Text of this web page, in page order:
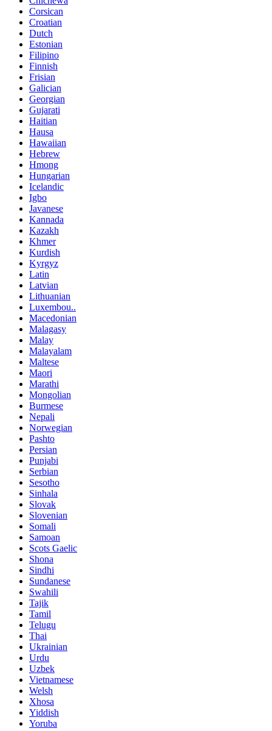
Corsican
Croatian
Dutch
Estonian
Filipino
Finnish
Frisian
Galician
Georgian
Gujarati
Haitian
Hausa
Hawaiian
Hebrew
Hmong
Hungarian
Icelandic
Igbo
Javanese
Kannada
Kazakh
Khmer
Kurdish
Kyrgyz
Latin
Latvian
Lithuanian
Luxembou..
Macedonian
Malagasy
Malay
Malayalam
Maltese
Maori
Marathi
Mongolian
Burmese
Nepali
Norwegian
Pashto
Persian
Punjabi
Serbian
Sesotho
Sinhala
Slovak
Slovenian
Somali
Samoan
Scots Gaelic
Shona
Sindhi
Sundanese
Swahili
Tajik
Tamil
Telugu
Thai
Ukrainian
Urdu
Uzbek
Vietnamese
Welsh
Xhosa
Yiddish
Yoruba